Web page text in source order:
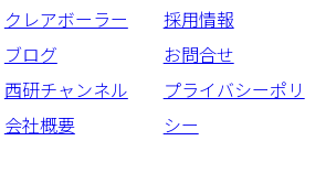
クレアボーラー
ブログ
西研チャンネル
会社概要
採用情報
お問合せ
プライバシーポリ
シー